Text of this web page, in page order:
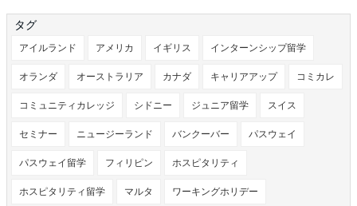
タグ
アイルランド アメリカ イギリス インターンシップ留学
オランダ オーストラリア カナダ キャリアアップ コミカレ
コミュニティカレッジ シドニー ジュニア留学 スイス
セミナー ニュージーランド バンクーバー パスウェイ
パスウェイ留学 フィリピン ホスピタリティ
ホスピタリティ留学 マルタ ワーキングホリデー